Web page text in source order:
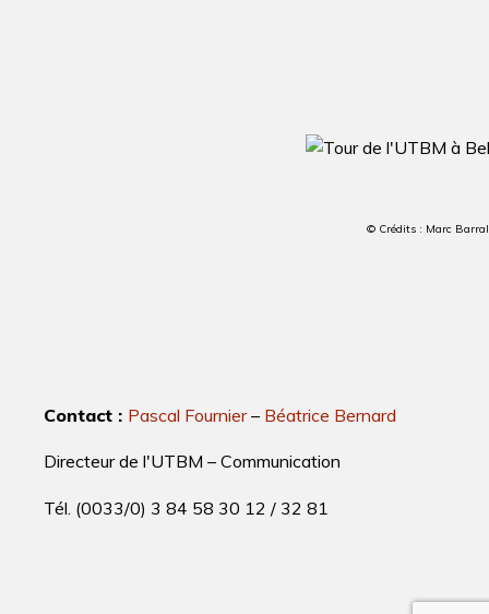
© Crédits : Marc
Contact : Pascal Fournier– Béatrice Bernard
Directeur de l'UTBM – Communication
Tél. (0033/0) 3 84 58 30 12 / 32 81